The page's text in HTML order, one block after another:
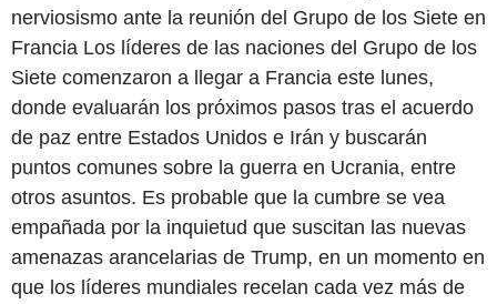
nerviosismo ante la reunión del Grupo de los Siete en
Francia Los líderes de las naciones del Grupo de los
Siete comenzaron a llegar a Francia este lunes,
donde evaluarán los próximos pasos tras el acuerdo
de paz entre Estados Unidos e Irán y buscarán
puntos comunes sobre la guerra en Ucrania, entre
otros asuntos. Es probable que la cumbre se vea
empañada por la inquietud que suscitan las nuevas
amenazas arancelarias de Trump, en un momento en
que los líderes mundiales recelan cada vez más de